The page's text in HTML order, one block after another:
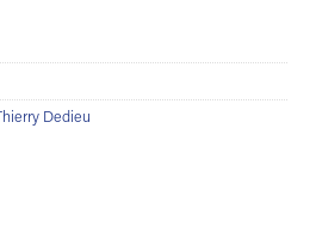
Thierry Dedieu